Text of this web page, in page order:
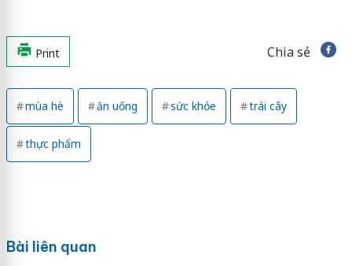
Print Chia sẻ
mùa hè ăn uống sức khỏe trái cây
thực phẩm
Bài liên quan